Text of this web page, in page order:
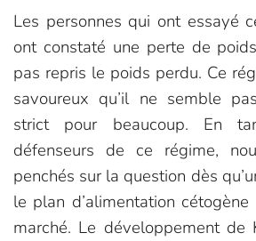
Les personnes qui ont essayé
ont constaté une perte de
pas repris le poids perdu. Ce
savoureux qu’il ne semble
strict pour beaucoup. En
défenseurs de ce régime,
penchés sur la question dès
le plan d’alimentation
marché. Le développement de